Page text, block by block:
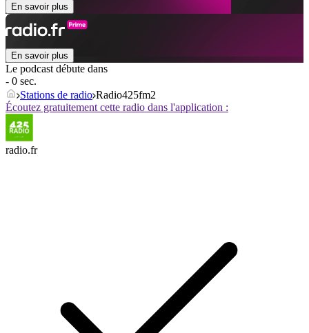
En savoir plus
En savoir plus
Le podcast débute dans
- 0 sec.
Stations de radio Radio425fm2
Écoutez gratuitement cette radio dans l'application :
radio.fr